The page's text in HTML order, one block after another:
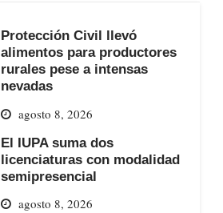
Protección Civil llevó
alimentos para productores
rurales pese a intensas
nevadas
agosto 8, 2026
El IUPA suma dos
licenciaturas con modalidad
semipresencial
agosto 8, 2026